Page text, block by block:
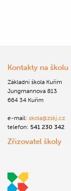
Kontakty na školu
Základní škola Kuřim
Jungmannova 813
664 34 Kuřim
e-mail: skola@zskj.cz
telefon: 541 230 342
Zřizovatel školy